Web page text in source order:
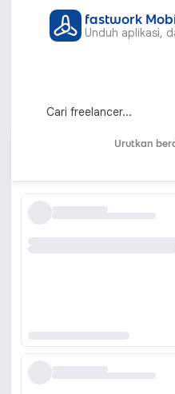
fastwork
Unduh aplikasi,
Online
Urutkan